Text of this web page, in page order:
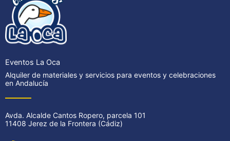
Eventos La Oca
Alquiler de materiales y servicios para eventos y celebraciones
en Andalucía
Avda. Alcalde Cantos Ropero, parcela 101
11408 Jerez de la Frontera (Cádiz)